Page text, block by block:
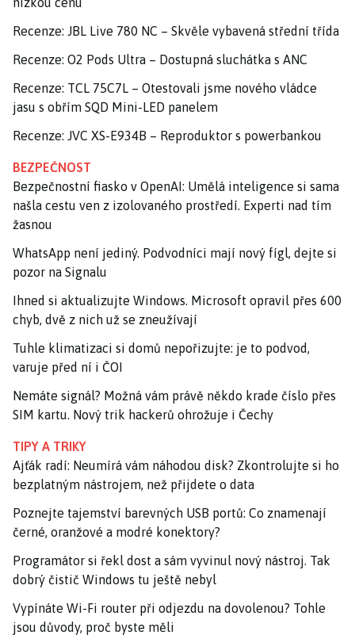
Recenze: JBL Live 780 NC – Skvěle vybavená střední třída
Recenze: O2 Pods Ultra – Dostupná sluchátka s ANC
Recenze: TCL 75C7L – Otestovali jsme nového vládce
jasu s obřím SQD Mini-LED panelem
Recenze: JVC XS-E934B – Reproduktor s powerbankou
BEZPEČNOST
Bezpečnostní fiasko v OpenAI: Umělá inteligence si sama
našla cestu ven z izolovaného prostředí. Experti nad tím
žasnou
WhatsApp není jediný. Podvodníci mají nový fígl, dejte si
pozor na Signalu
Ihned si aktualizujte Windows. Microsoft opravil přes 600
chyb, dvě z nich už se zneužívají
Tuhle klimatizaci si domů nepořizujte: je to podvod,
varuje před ní i ČOI
Nemáte signál? Možná vám právě někdo krade číslo přes
SIM kartu. Nový trik hackerů ohrožuje i Čechy
TIPY A TRIKY
Ajťák radí: Neumírá vám náhodou disk? Zkontrolujte si ho
bezplatným nástrojem, než přijdete o data
Poznejte tajemství barevných USB portů: Co znamenají
černé, oranžové a modré konektory?
Programátor si řekl dost a sám vyvinul nový nástroj. Tak
dobrý čistič Windows tu ještě nebyl
Vypínáte Wi-Fi router při odjezdu na dovolenou? Tohle
jsou důvody, proč byste měli